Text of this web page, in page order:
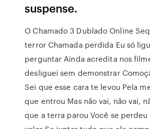
suspense.
O Chamado 3 Dublado Online
terror Chamada perdida Eu só
perguntar Ainda acredita nos
desliguei sem demonstrar
Sei que esse cara te levou Pela
que entrou Mas não vai, não vai,
que a terra parou Você se